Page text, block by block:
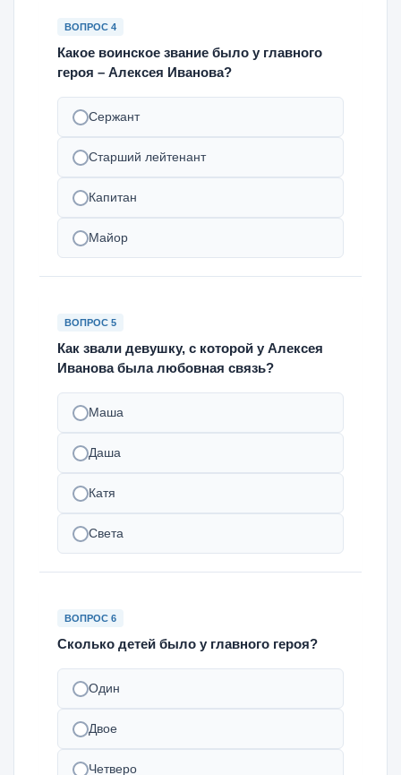
ВОПРОС 4
Какое воинское звание было у главного
героя – Алексея Иванова?
Сержант
Старший лейтенант
Капитан
Майор
ВОПРОС 5
Как звали девушку, с которой у Алексея
Иванова была любовная связь?
Маша
Даша
Катя
Света
ВОПРОС 6
Сколько детей было у главного героя?
Один
Двое
Четверо